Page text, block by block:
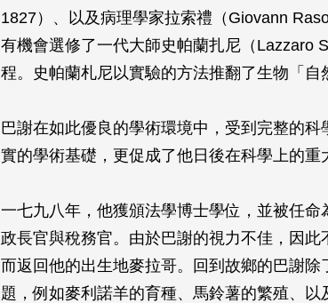
1827）、以及病理學家拉索禮（Giovann
有機會選修了一代大師史帕蘭扎尼（Lazzaro
程。史帕蘭札尼以實驗的方法推翻了生物「自
巴謝在如此優良的學術環境中，受到完整的
實的學術基礎，更促成了他日後在科學上的重
一七九八年，他獲頒法學博士學位，並被任
政長官與稅務官。由於巴謝的視力不佳，因此
而返回他的出生地麥拉哥。回到故鄉的巴謝
題，例如麥利諾羊的育種、馬鈴薯的繁殖、